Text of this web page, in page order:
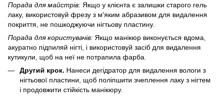
Порада для майстрів: Якщо у клієнта є залишки старого гель
лаку, використовуй фрезу з м'яким абразивом для видалення
покриття, не пошкоджуючи нігтьову пластину.
Порада для користувачів: Якщо манікюр виконується вдома,
акуратно підпиляй нігті, і використовуй засіб для видалення
кутикули, щоб на неї не потрапила фарба.
Другий крок. Нанеси дегідратор для видалення вологи з
нігтьової пластини, щоб поліпшити зчеплення лаку з нігтем
і продовжити стійкість манікюру.